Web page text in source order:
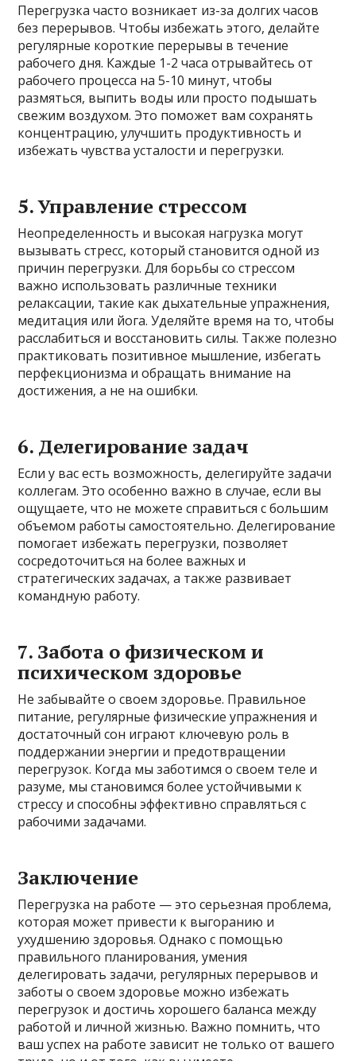
Перегрузка часто возникает из-за долгих часов
без перерывов. Чтобы избежать этого, делайте
регулярные короткие перерывы в течение
рабочего дня. Каждые 1-2 часа отрывайтесь от
рабочего процесса на 5-10 минут, чтобы
размяться, выпить воды или просто подышать
свежим воздухом. Это поможет вам сохранять
концентрацию, улучшить продуктивность и
избежать чувства усталости и перегрузки.
5.Управление стрессом
Неопределенность и высокая нагрузка могут
вызывать стресс, который становится одной из
причин перегрузки. Для борьбы со стрессом
важно использовать различные техники
релаксации, такие как дыхательные упражнения,
медитация или йога. Уделяйте время на то, чтобы
расслабиться и восстановить силы. Также полезно
практиковать позитивное мышление, избегать
перфекционизма и обращать внимание на
достижения, а не на ошибки.
6. Делегирование задач
Если у вас есть возможность, делегируйте задачи
коллегам. Это особенно важно в случае, если вы
ощущаете, что не можете справиться с большим
объемом работы самостоятельно. Делегирование
помогает избежать перегрузки, позволяет
сосредоточиться на более важных и
стратегических задачах, а также развивает
командную работу.
7. Забота о физическом и
психическом здоровье
Не забывайте о своем здоровье. Правильное
питание, регулярные физические упражнения и
достаточный сон играют ключевую роль в
поддержании энергии и предотвращении
перегрузок. Когда мы заботимся о своем теле и
разуме, мы становимся более устойчивыми к
стрессу и способны эффективно справляться с
рабочими задачами.
Заключение
Перегрузка на работе — это серьезная проблема,
которая может привести к выгоранию и
ухудшению здоровья. Однако с помощью
правильного планирования, умения
делегировать задачи, регулярных перерывов и
заботы о своем здоровье можно избежать
перегрузок и достичь хорошего баланса между
работой и личной жизнью. Важно помнить, что
ваш успех на работе зависит не только от вашего